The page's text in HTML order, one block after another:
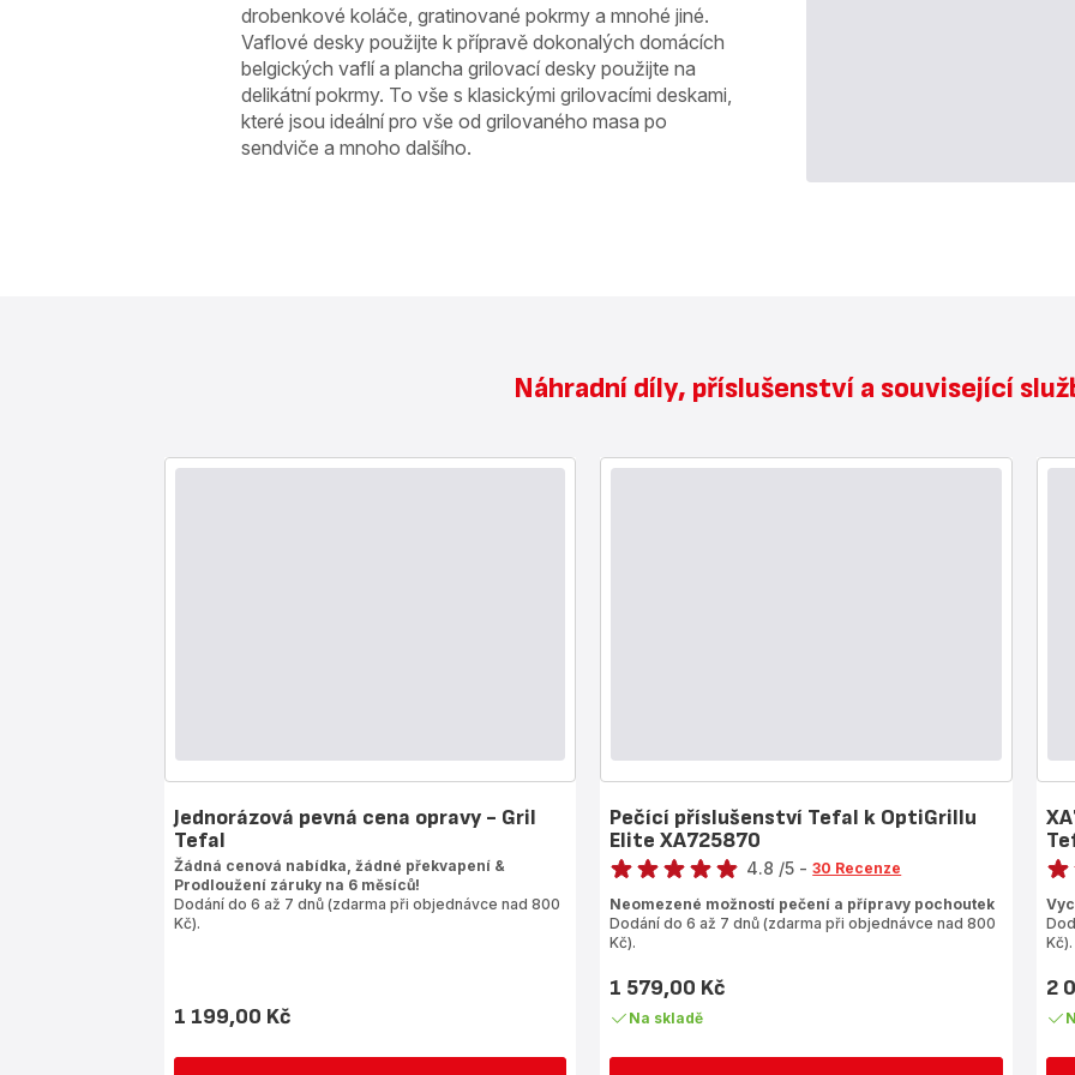
drobenkové koláče, gratinované pokrmy a mnohé jiné.
Vaflové desky použijte k přípravě dokonalých domácích
belgických vaflí a plancha grilovací desky použijte na
delikátní pokrmy. To vše s klasickými grilovacími deskami,
které jsou ideální pro vše od grilovaného masa po
sendviče a mnoho dalšího.
Náhradní díly, příslušenství a související
Jednorázová pevná cena opravy - Gril
Tefal
Žádná cenová nabídka, žádné překvapení &
Prodloužení záruky na 6 měsíců!
Dodání do 6 až 7 dnů (zdarma při objednávce nad 800
Kč).
Cena
1 199,00 Kč
Pečící příslušenství Tefal k OptiGrillu
Elite XA725870
Hodnocení
4.8 /5 - 30 Recenze
Neomezené možností pečení a přípravy pochoutek
Dodání do 6 až 7 dnů (zdarma při objednávce nad 800
Kč).
Cena
1 579,00 Kč
Na skladě
Kč).
2